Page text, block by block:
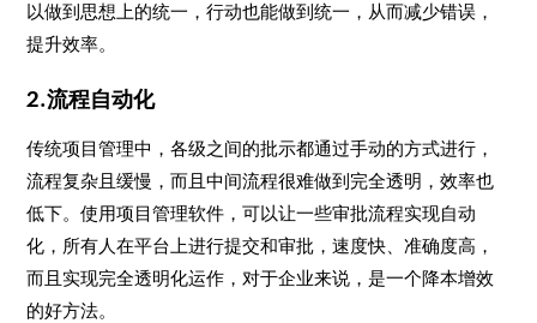
以做到思想上的统一，行动也能做到统一，从而减少错误，
提升效率。
2.流程自动化
传统项目管理中，各级之间的批示都通过手动的方式进行，
流程复杂且缓慢，而且中间流程很难做到完全透明，效率也
低下。使用项目管理软件，可以让一些审批流程实现自动
化，所有人在平台上进行提交和审批，速度快、准确度高，
而且实现完全透明化运作，对于企业来说，是一个降本增效
的好方法。